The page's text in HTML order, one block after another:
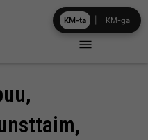
KM-ta KM-ga